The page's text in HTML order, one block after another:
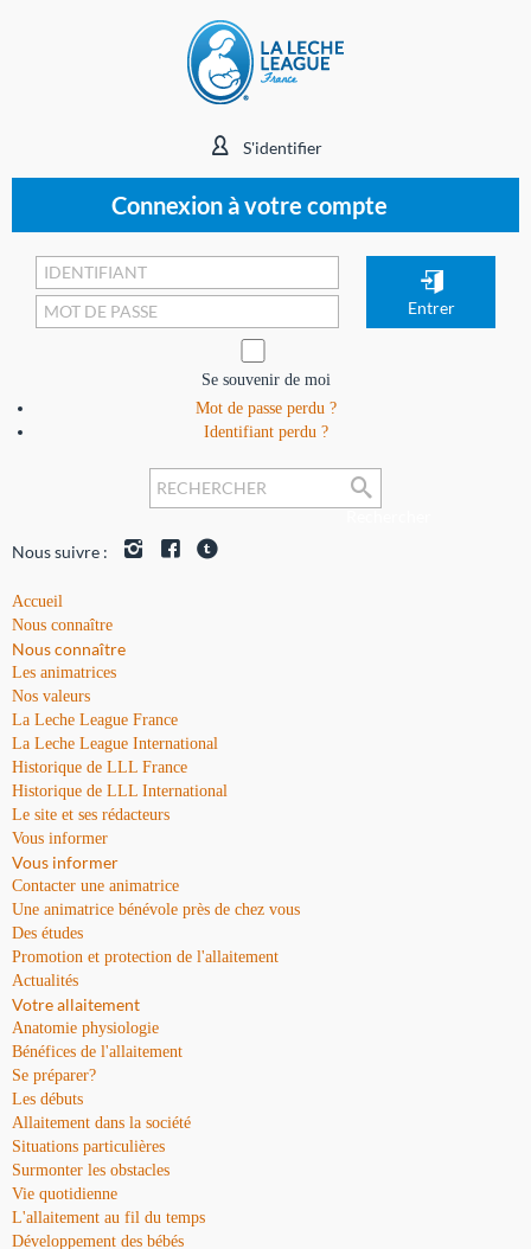
S'identifier
Connexion à votre compte
Se souvenir de moi
Mot de passe perdu ?
Identifiant perdu ?
Nous suivre :
Accueil
Nous connaître
Nous connaître
Les animatrices
Nos valeurs
La Leche League France
La Leche League International
Historique de LLL France
Historique de LLL International
Le site et ses rédacteurs
Vous informer
Vous informer
Contacter une animatrice
Une animatrice bénévole près de chez vous
Des études
Promotion et protection de l'allaitement
Actualités
Votre allaitement
Anatomie physiologie
Bénéfices de l'allaitement
Se préparer?
Les débuts
Allaitement dans la société
Situations particulières
Surmonter les obstacles
Vie quotidienne
L'allaitement au fil du temps
Développement des bébés